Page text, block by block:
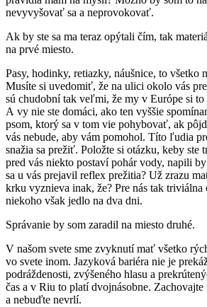
nevyvyšovať sa a neprovokovať.
Ak by ste sa ma teraz opýtali čím, tak
na prvé miesto.
Pasy, hodinky, retiazky, náušnice, to všetko
Musíte si uvedomiť, že na ulici okolo vás
sú chudobní tak veľmi, že my v Európe si
A vy nie ste domáci, ako ten vyššie
psom, ktorý sa v tom vie pohybovať, ak
vás nebude, aby vám pomohol. Títo ľudia
snažia sa prežiť. Položte si otázku, keby ste
pred vás niekto postaví pohár vody, napili
sa u vás prejavil reflex prežitia? Už zrazu
krku vyznieva inak, že? Pre nás tak triviálna
niekoho však jedlo na dva dni.
Správanie by som zaradil na miesto druhé.
V našom svete sme zvyknutí mať všetko
vo svete inom. Jazyková bariéra nie je
podráždenosti, zvýšeného hlasu a
čas a v Riu to platí dvojnásobne. Zachovajte
a nebuďte nevrlí.